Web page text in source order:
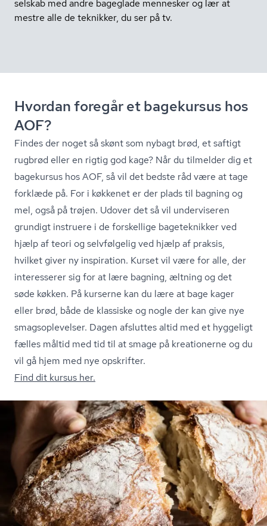
selskab med andre bageglade mennesker og lær at
mestre alle de teknikker, du ser på tv.
Hvordan foregår et bagekursus hos
AOF?
Findes der noget så skønt som nybagt brød, et saftigt
rugbrød eller en rigtig god kage? Når du tilmelder dig et
bagekursus hos AOF, så vil det bedste råd være at tage
forklæde på. For i køkkenet er der plads til bagning og
mel, også på trøjen. Udover det så vil underviseren
grundigt instruere i de forskellige bageteknikker ved
hjælp af teori og selvfølgelig ved hjælp af praksis,
hvilket giver ny inspiration. Kurset vil være for alle, der
interesserer sig for at lære bagning, æltning og det
søde køkken. På kurserne kan du lære at bage kager
eller brød, både de klassiske og nogle der kan give nye
smags­op­le­vel­ser. Dagen afsluttes altid med et hyggeligt
fælles måltid med tid til at smage på kreationerne og du
vil gå hjem med nye opskrifter.
Find dit kursus her.